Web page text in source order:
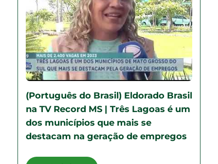
(Português do Brasil) Eldorado Brasil
na TV Record MS | Três Lagoas é um
dos municípios que mais se
destacam na geração de empregos